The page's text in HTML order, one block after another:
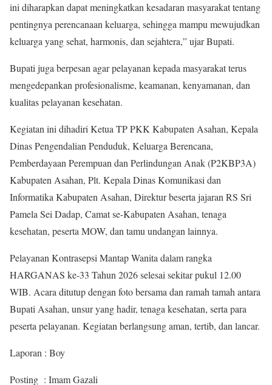
ini diharapkan dapat meningkatkan kesadaran masyarakat tentang
pentingnya perencanaan keluarga, sehingga mampu mewujudkan
keluarga yang sehat, harmonis, dan sejahtera,” ujar Bupati.
Bupati juga berpesan agar pelayanan kepada masyarakat terus
mengedepankan profesionalisme, keamanan, kenyamanan, dan
kualitas pelayanan kesehatan.
Kegiatan ini dihadiri Ketua TP PKK Kabupaten Asahan, Kepala
Dinas Pengendalian Penduduk, Keluarga Berencana,
Pemberdayaan Perempuan dan Perlindungan Anak (P2KBP3A)
Kabupaten Asahan, Plt. Kepala Dinas Komunikasi dan
Informatika Kabupaten Asahan, Direktur beserta jajaran RS Sri
Pamela Sei Dadap, Camat se-Kabupaten Asahan, tenaga
kesehatan, peserta MOW, dan tamu undangan lainnya.
Pelayanan Kontrasepsi Mantap Wanita dalam rangka
HARGANAS ke-33 Tahun 2026 selesai sekitar pukul 12.00
WIB. Acara ditutup dengan foto bersama dan ramah tamah antara
Bupati Asahan, unsur yang hadir, tenaga kesehatan, serta para
peserta pelayanan. Kegiatan berlangsung aman, tertib, dan lancar.
Laporan : Boy
Posting : Imam Gazali